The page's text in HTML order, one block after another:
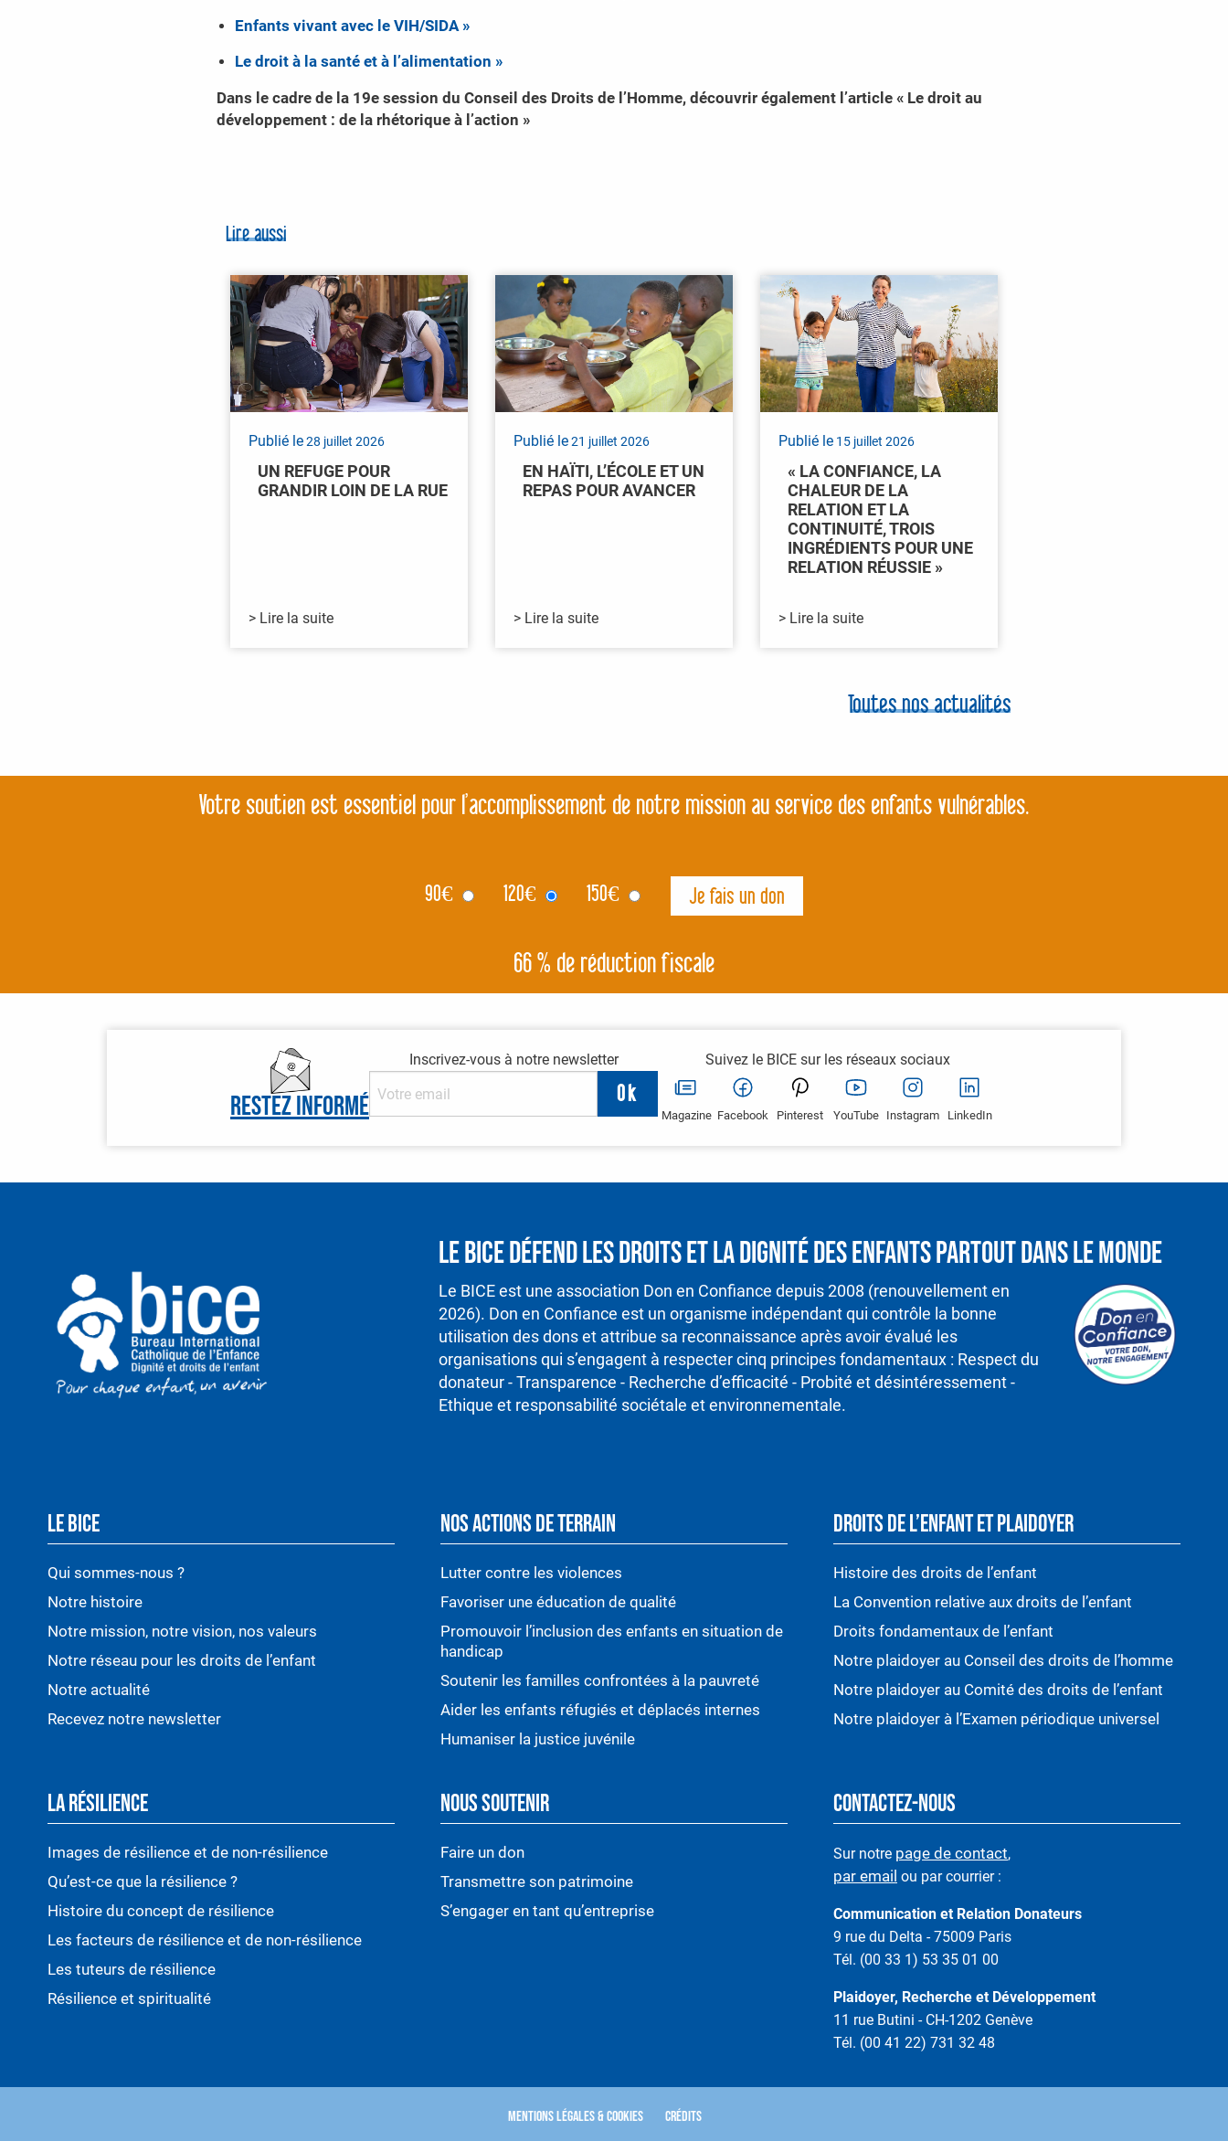
Enfants vivant avec le VIH/SIDA »
Le droit à la santé et à l’alimentation »
Dans le cadre de la 19e session du Conseil des Droits de l’Homme, découvrir également l’article « Le droit au
développement : de la rhétorique à l’action »
Lire aussi
Publié le28 juillet 2026
UN REFUGE POUR
GRANDIR LOIN DE LA RUE
> Lire la suite
Publié le21 juillet 2026
EN HAÏTI, L’ÉCOLE ET UN
REPAS POUR AVANCER
> Lire la suite
Publié le15 juillet 2026
« LA CONFIANCE, LA
CHALEUR DE LA
RELATION ET LA
CONTINUITÉ, TROIS
INGRÉDIENTS POUR UNE
RELATION RÉUSSIE »
> Lire la suite
Toutes nos actualités
Votre soutien est essentiel pour l’accomplissement de notre mission au service des enfants vulnérables.
90€ 120€ 150€
66 % de réduction fiscale
Restez informé
Inscrivez-vous à notre newsletter Suivez le BICE sur les réseaux sociaux
Magazine Facebook Pinterest YouTube Instagram LinkedIn
Le BICE défend les droits et la dignité des enfants partout dans le monde
Le BICE est une association Don en Confiance depuis 2008 (renouvellement en
2026). Don en Confiance est un organisme indépendant qui contrôle la bonne
utilisation des dons et attribue sa reconnaissance après avoir évalué les
organisations qui s’engagent à respecter cinq principes fondamentaux : Respect du
donateur - Transparence - Recherche d’efficacité - Probité et désintéressement -
Ethique et responsabilité sociétale et environnementale.
LE BICE
Qui sommes-nous ?
Notre histoire
Notre mission, notre vision, nos valeurs
Notre réseau pour les droits de l’enfant
Notre actualité
Recevez notre newsletter
NOS ACTIONS DE TERRAIN
Lutter contre les violences
Favoriser une éducation de qualité
Promouvoir l’inclusion des enfants en situation de
handicap
Soutenir les familles confrontées à la pauvreté
Aider les enfants réfugiés et déplacés internes
Humaniser la justice juvénile
DROITS DE L’ENFANT ET PLAIDOYER
Histoire des droits de l’enfant
La Convention relative aux droits de l’enfant
Droits fondamentaux de l’enfant
Notre plaidoyer au Conseil des droits de l’homme
Notre plaidoyer au Comité des droits de l’enfant
Notre plaidoyer à l’Examen périodique universel
LA RÉSILIENCE
Images de résilience et de non-résilience
Qu’est-ce que la résilience ?
Histoire du concept de résilience
Les facteurs de résilience et de non-résilience
Les tuteurs de résilience
Résilience et spiritualité
NOUS SOUTENIR
Faire un don
Transmettre son patrimoine
S’engager en tant qu’entreprise
CONTACTEZ-NOUS
Sur notre page de contact,
par email ou par courrier :
Communication et Relation Donateurs
9 rue du Delta - 75009 Paris
Tél. (00 33 1) 53 35 01 00
Plaidoyer, Recherche et Développement
11 rue Butini - CH-1202 Genève
Tél. (00 41 22) 731 32 48
Mentions légales & Cookies Crédits